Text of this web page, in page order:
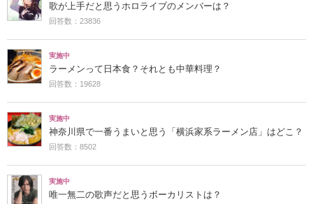
歌が上手だと思うホロライブのメンバーは？
回答数：23836
実施中
ラーメンって日本食？それとも中華料理？
回答数：19628
実施中
神奈川県で一番うまいと思う「横浜家系ラーメン店」はどこ？
回答数：8502
実施中
唯一無二の歌声だと思うボーカリストは？